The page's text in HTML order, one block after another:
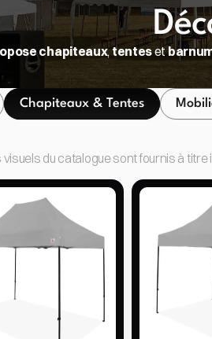
chapiteaux, tentes et
Chapiteaux & Tentes
visuels du catalogue sont fournis à